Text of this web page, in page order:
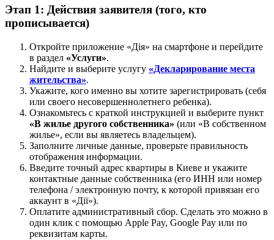
Этап 1: Действия заявителя (того, кто
прописывается)
Откройте приложение «Дія» на смартфоне и перейдите
в раздел «Услуги».
Найдите и выберите услугу «Декларирование места
жительства».
Укажите, кого именно вы хотите зарегистрировать (себя
или своего несовершеннолетнего ребенка).
Ознакомьтесь с краткой инструкцией и выберите пункт
«В жилье другого собственника» (или «В собственном
жилье», если вы являетесь владельцем).
Заполните личные данные, проверьте правильность
отображения информации.
Введите точный адрес квартиры в Киеве и укажите
контактные данные собственника (его ИНН или номер
телефона / электронную почту, к которой привязан его
аккаунт в «Дії»).
Оплатите административный сбор. Сделать это можно в
один клик с помощью Apple Pay, Google Pay или по
реквизитам карты.